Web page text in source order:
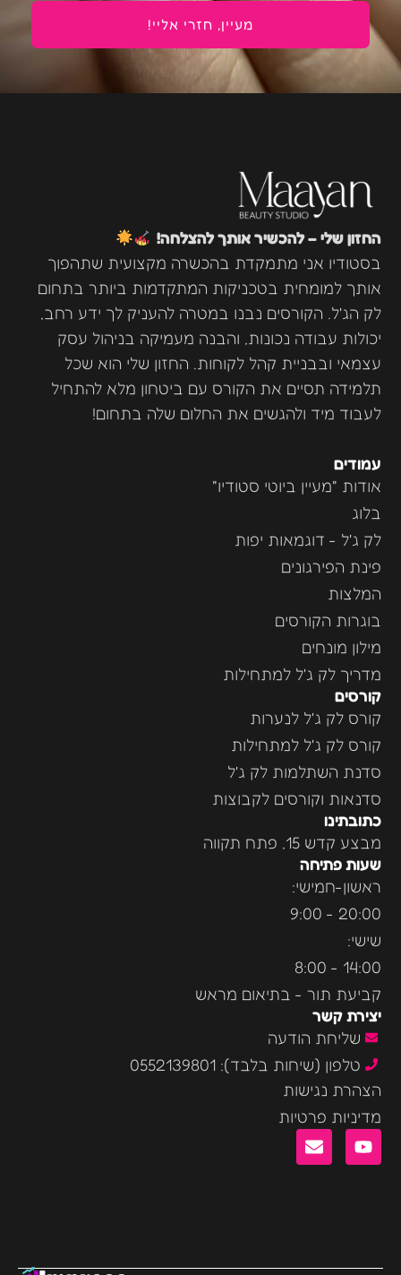
מעיין, חזרי אליי!
החזון שלי – להכשיר אותך להצלחה!
בסטודיו אני מתמקדת בהכשרה מקצועית שתהפוך
אותך למומחית בטכניקות המתקדמות ביותר בתחום
לק הג'ל. הקורסים נבנו במטרה להעניק לך ידע רחב,
יכולות עבודה נכונות, והבנה מעמיקה בניהול עסק
עצמאי ובבניית קהל לקוחות. החזון שלי הוא שכל
תלמידה תסיים את הקורס עם ביטחון מלא להתחיל
לעבוד מיד ולהגשים את החלום שלה בתחום!
עמודים
אודות "מעיין ביוטי סטודיו"
בלוג
לק ג'ל - דוגמאות יפות
פינת הפירגונים
המלצות
בוגרות הקורסים
מילון מונחים
מדריך לק ג'ל למתחילות
קורסים
קורס לק ג'ל לנערות
קורס לק ג'ל למתחילות
סדנת השתלמות לק ג'ל
סדנאות וקורסים לקבוצות
כתובתינו
מבצע קדש 15, פתח תקווה
שעות פתיחה
ראשון-חמישי:
20:00 - 9:00
שישי:
14:00 - 8:00
קביעת תור - בתיאום מראש
יצירת קשר
שליחת הודעה
טלפון (שיחות בלבד): 0552139801
הצהרת נגישות
מדיניות פרטיות
Y
o
E
n